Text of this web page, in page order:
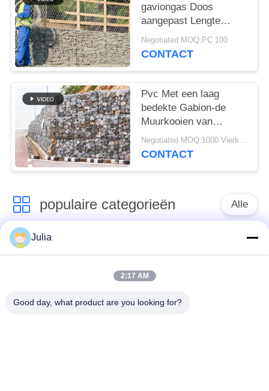
gaviongas Doos
aangepast Lengte
Breedte Hoogte
Dammen Scour
Negotiated MOQ:PC 100
CONTACT
Pvc Met een laag
bedekte Gabion-de
Muurkooien van
Mandengabion,
Gabion-Doos voor
Negotiated MOQ:1000 Vierkante Meter
CONTACT
populaire categorieën Alle
Verdedigingsbarrière
Zand Gevulde
Julia
2:17 AM
Good day, what product are you looking for?